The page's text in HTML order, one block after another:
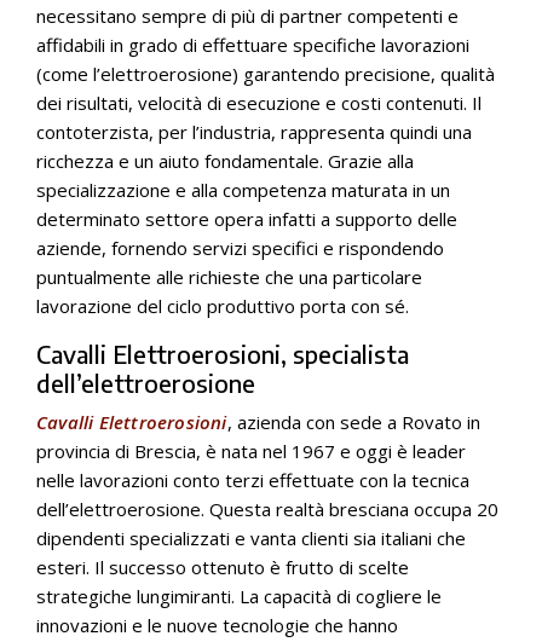
necessitano sempre di più di partner competenti e
affidabili in grado di effettuare specifiche lavorazioni
(come l’elettroerosione) garantendo precisione, qualità
dei risultati, velocità di esecuzione e costi contenuti. Il
contoterzista, per l’industria, rappresenta quindi una
ricchezza e un aiuto fondamentale. Grazie alla
specializzazione e alla competenza maturata in un
determinato settore opera infatti a supporto delle
aziende, fornendo servizi specifici e rispondendo
puntualmente alle richieste che una particolare
lavorazione del ciclo produttivo porta con sé.
Cavalli Elettroerosioni, specialista
dell’elettroerosione
Cavalli Elettroerosioni, azienda con sede a Rovato in
provincia di Brescia, è nata nel 1967 e oggi è leader
nelle lavorazioni conto terzi effettuate con la tecnica
dell’elettroerosione. Questa realtà bresciana occupa 20
dipendenti specializzati e vanta clienti sia italiani che
esteri. Il successo ottenuto è frutto di scelte
strategiche lungimiranti. La capacità di cogliere le
innovazioni e le nuove tecnologie che hanno